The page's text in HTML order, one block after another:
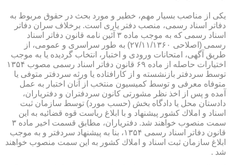
یكی از مناصب بسیار مهم، خطیر و مورد بحث در حقوق مربوط به
دفاتر اسناد رسمی، منصب دفتر یاری است. برخلاف سران دفاتر
اسناد رسمی كه به موجب ماده ۳ آئین نامه قانون دفاتر اسناد
رسمی (اصلاحی ۲۷/۱۱/۱۳۶۰) به طور سراسری و عمومی، از
طریق آگهی، امتحانات ورودی و اختبار، انتخاب گردیده یا به موجب
اختیارات حاصله از ماده ۶۹ قانون دفاتر اسناد رسمی مصوب ۱۳۵۴
توسط سردفتر بازنشسته و از كارافتاده یا ورثه سردفتر متوفی یا
متوفاه معرفی و توسط كمیسیون منتخب از آنان اختبار به عمل
آمده و پس از اخذ نظر مشورتی كانون سردفتران و دفتریاران،
دادستان محل یا دادگاه بخش (حسب مورد) توسط سازمان ثبت
اسناد و املاك كشور پیشنهاد و با ابلاغ ریاست قوه قضائیه به این
سمت منصوب خواهند شد. دفتریاران، مطابق قسمت اخیر ماده ۳
قانون دفاتر اسناد رسمی ۱۳۵۴، بنا به پیشنهاد سردفتر و به موجب
ابلاغ سازمان ثبت اسناد و املاك كشور به این سمت منصوب خواهند
شد .